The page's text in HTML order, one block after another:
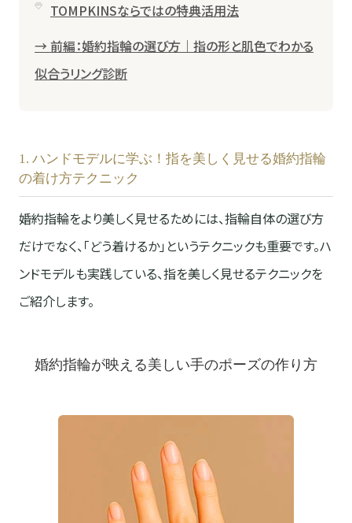
TOMPKINSならではの特典活用法
→ 前編：婚約指輪の選び方｜指の形と肌色でわかる
似合うリング診断
1. ハンドモデルに学ぶ！指を美しく見せる婚約指輪
の着け方テクニック
婚約指輪をより美しく見せるためには、指輪自体の選び方
だけでなく、「どう着けるか」というテクニックも重要です。ハ
ンドモデルも実践している、指を美しく見せるテクニックを
ご紹介します。
婚約指輪が映える美しい手のポーズの作り方